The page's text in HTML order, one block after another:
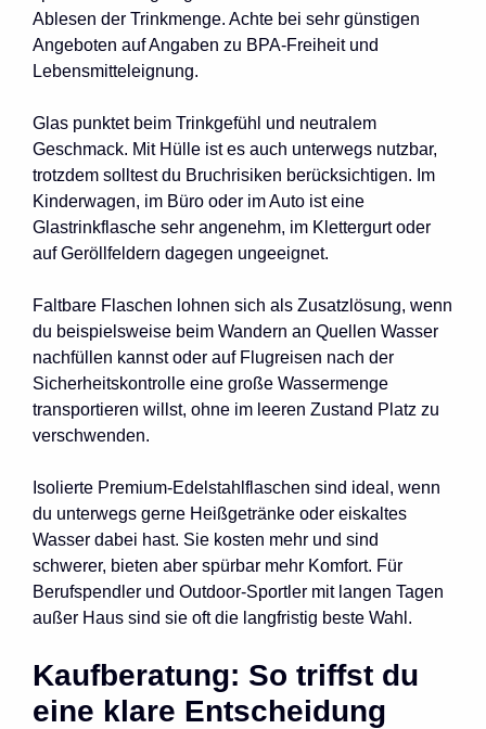
Ablesen der Trinkmenge. Achte bei sehr günstigen
Angeboten auf Angaben zu BPA-Freiheit und
Lebensmitteleignung.
Glas punktet beim Trinkgefühl und neutralem
Geschmack. Mit Hülle ist es auch unterwegs nutzbar,
trotzdem solltest du Bruchrisiken berücksichtigen. Im
Kinderwagen, im Büro oder im Auto ist eine
Glastrinkflasche sehr angenehm, im Klettergurt oder
auf Geröllfeldern dagegen ungeeignet.
Faltbare Flaschen lohnen sich als Zusatzlösung, wenn
du beispielsweise beim Wandern an Quellen Wasser
nachfüllen kannst oder auf Flugreisen nach der
Sicherheitskontrolle eine große Wassermenge
transportieren willst, ohne im leeren Zustand Platz zu
verschwenden.
Isolierte Premium-Edelstahlflaschen sind ideal, wenn
du unterwegs gerne Heißgetränke oder eiskaltes
Wasser dabei hast. Sie kosten mehr und sind
schwerer, bieten aber spürbar mehr Komfort. Für
Berufspendler und Outdoor-Sportler mit langen Tagen
außer Haus sind sie oft die langfristig beste Wahl.
Kaufberatung: So triffst du
eine klare Entscheidung